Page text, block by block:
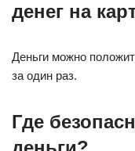
денег на
Деньги можно
за один раз.
Где